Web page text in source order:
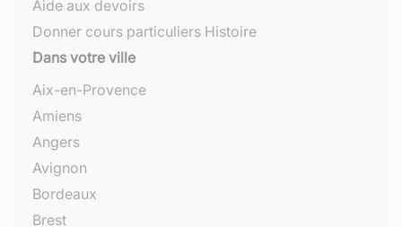
Aide aux devoirs
Donner cours particuliers Histoire
Dans votre ville
Aix-en-Provence
Amiens
Angers
Avignon
Bordeaux
Brest